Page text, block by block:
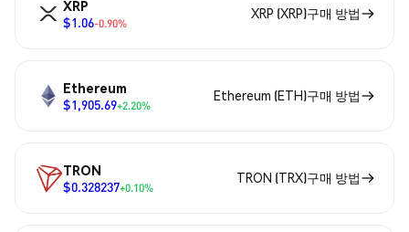
XRP
$1.06-0.90%
XRP (XRP)구매 방법
Ethereum
$1,905.69+2.20%
Ethereum (ETH)구매 방법
TRON
$0.328237+0.10%
TRON (TRX)구매 방법